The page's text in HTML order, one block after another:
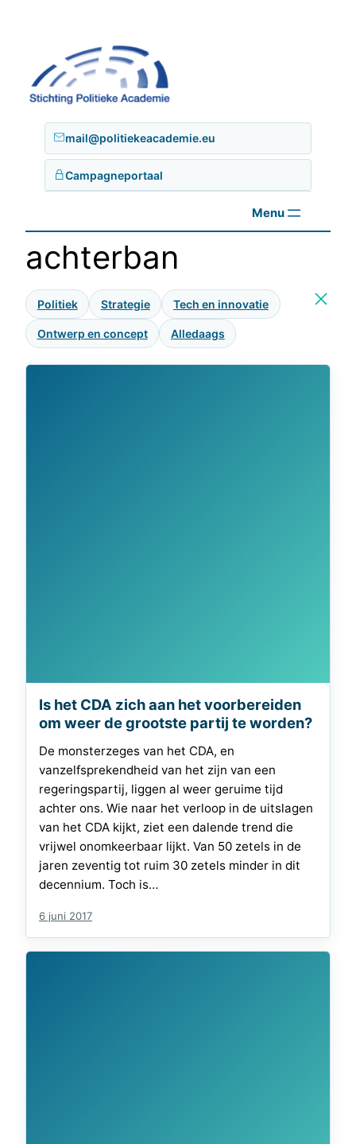
inhoud
mail@politiekeacademie.eu
Campagneportaal
achterban
Politiek Strategie Tech en innovatie
Ontwerp en concept Alledaags
Is het CDA zich aan het voorbereiden
om weer de grootste partij te worden?
De monsterzeges van het CDA, en
vanzelfsprekendheid van het zijn van een
regeringspartij, liggen al weer geruime tijd
achter ons. Wie naar het verloop in de uitslagen
van het CDA kijkt, ziet een dalende trend die
vrijwel onomkeerbaar lijkt. Van 50 zetels in de
jaren zeventig tot ruim 30 zetels minder in dit
decennium. Toch is…
6 juni 2017